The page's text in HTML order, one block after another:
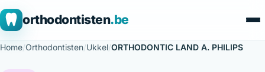
orthodontisten.be
Home/Orthodontisten/Ukkel/ORTHODONTIC LAND A. PHILIPS